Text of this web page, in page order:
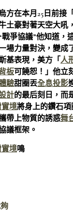
方在本月25日前接
土豪對著天空大吼
爭協議”他知道，
場力量對決，變成
基表現，美方「人
板可饒恕！」他立
驗甜圈丟全息投影
計的最后刻日，而
境將身上的鑽石項
帶上物質的誘惑舞
議框架。
境鳴